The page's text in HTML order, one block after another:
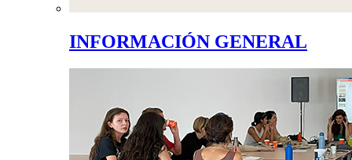
INFORMACIÓN GENERAL